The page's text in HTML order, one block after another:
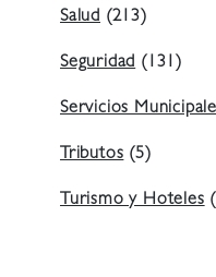
Salud (213)
Seguridad (131)
Servicios
Tributos (5)
Turismo y Hoteles